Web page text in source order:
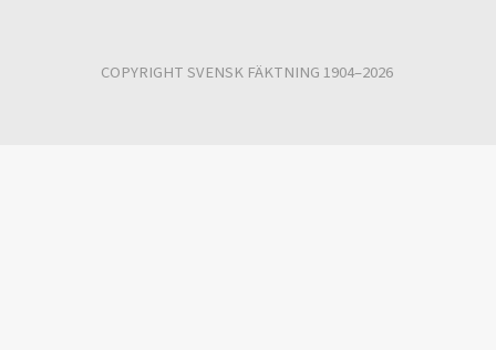
COPYRIGHT SVENSK FÄKTNING 1904–2026